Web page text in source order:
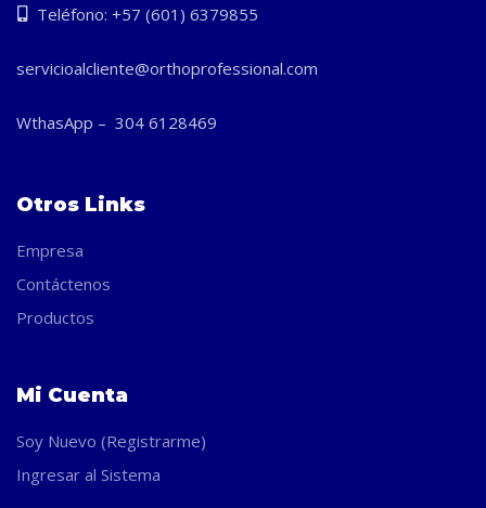
Teléfono: +57 (601) 6379855
servicioalcliente@orthoprofessional.com
WthasApp – 304 6128469
Otros Links
Empresa
Contáctenos
Productos
Mi Cuenta
Soy Nuevo (Registrarme)
Ingresar al Sistema